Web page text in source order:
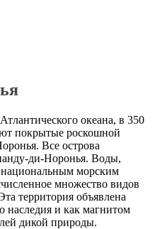
океана, в 350
покрытые роскошной
Все острова
ди-Норонья. Воды,
морским
множество видов
территория объявлена
и как магнитом
дикой природы.